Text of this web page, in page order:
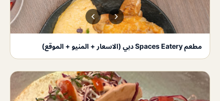
مطعم Spaces Eatery دبي (الاسعار + المنيو + الموقع)